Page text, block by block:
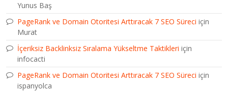
Yunus Baş
PageRank ve Domain Otoritesi Arttıracak 7 SEO Süreci için
Murat
İçeriksiz Backlinksiz Sıralama Yükseltme Taktikleri için
infocacti
PageRank ve Domain Otoritesi Arttıracak 7 SEO Süreci için
ispanyolca